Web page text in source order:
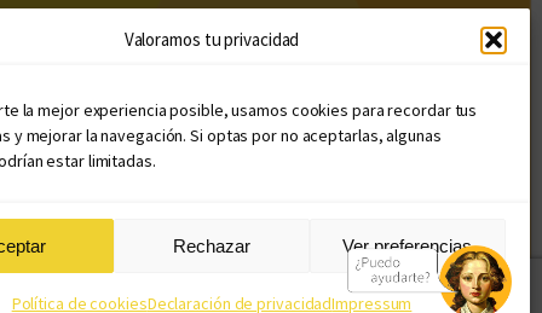
Valoramos tu privacidad
la mejor experiencia posible, usamos cookies para recordar tus
y mejorar la navegación. Si optas por no aceptarlas, algunas
estar limitadas.
Rechazar Ver preferencias
Política de cookiesDeclaración de privacidadImpressum
Diseño web: Llama Creativa